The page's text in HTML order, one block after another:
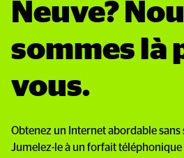
Neuve?
sommes là
vous.
Obtenez un Internet abordable
Jumelez-le à un forfait